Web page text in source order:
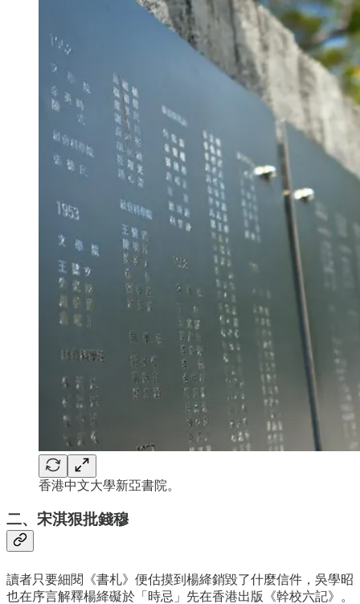
香港中文大學新亞書院。
二、宋淇狠批錢穆
讀者只要細閱《書札》便估摸到楊絳銷毀了什麼信件，吳學昭
也在序言解釋楊絳礙於「時忌」先在香港出版《幹校六記》。